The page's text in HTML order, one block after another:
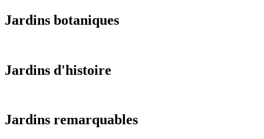
Jardins botaniques
Jardins d'histoire
Jardins remarquables